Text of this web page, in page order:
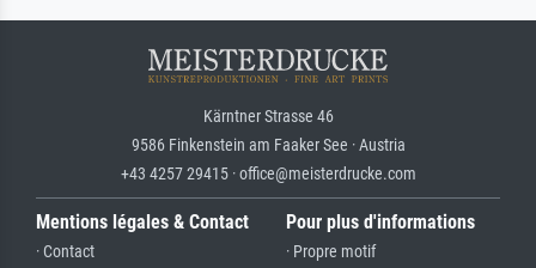
Kärntner Strasse 46
9586 Finkenstein am Faaker See · Austria
+43 4257 29415 · office@meisterdrucke.com
Mentions légales & Contact
· Contact
Pour plus d'informations
· Propre motif